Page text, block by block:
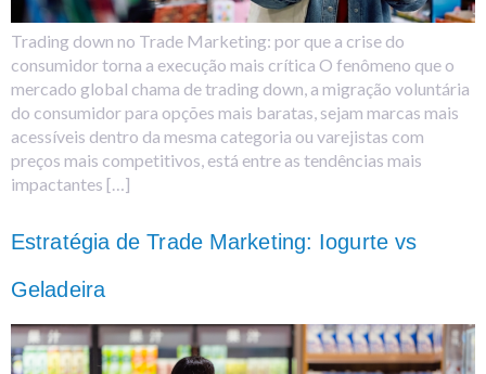
Trading down no Trade Marketing: por que a crise do
consumidor torna a execução mais crítica O fenômeno que o
mercado global chama de trading down, a migração voluntária
do consumidor para opções mais baratas, sejam marcas mais
acessíveis dentro da mesma categoria ou varejistas com
preços mais competitivos, está entre as tendências mais
impactantes […]
Estratégia de Trade Marketing: Iogurte vs
Geladeira